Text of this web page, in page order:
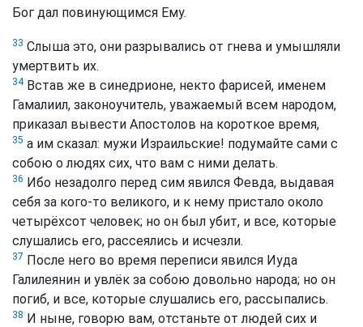
Бог дал повинующимся Ему.
33 Слыша это, они разрывались от гнева и умышляли
умертвить их.
34Встав же в синедрионе, некто фарисей, именем
Гамалиил, законоучитель, уважаемый всем народом,
приказал вывести Апостолов на короткое время,
35 а им сказал: мужи Израильские! подумайте сами с
собою о людях сих, что вам с ними делать.
36 Ибо незадолго перед сим явился Февда, выдавая
себя за кого-то великого, и к нему пристало около
четырёхсот человек; но он был убит, и все, которые
слушались его, рассеялись и исчезли.
37 После него во время переписи явился Иуда
Галилеянин и увлёк за собою довольно народа; но он
погиб, и все, которые слушались его, рассыпались.
38 И ныне, говорю вам, отстаньте от людей сих и